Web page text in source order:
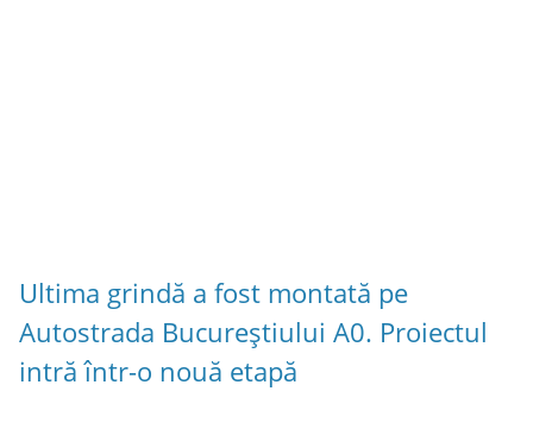
Ultima grindă a fost montată pe
Autostrada Bucureștiului A0. Proiectul
intră într-o nouă etapă